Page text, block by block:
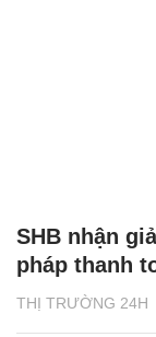
THỊ TRƯỜNG 24H
SHB nhận
pháp thanh